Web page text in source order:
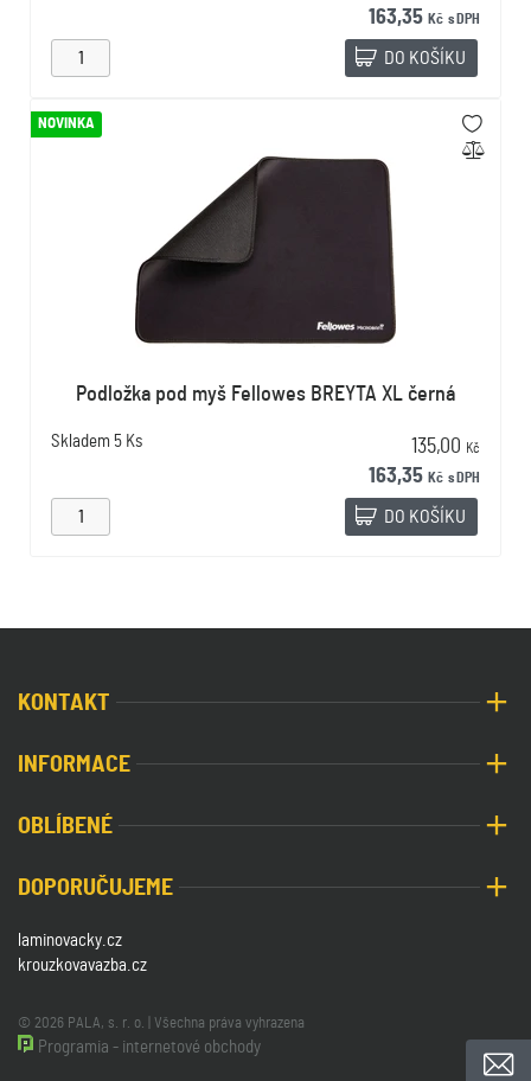
163,35 Kč s DPH
DO KOŠÍKU
NOVINKA
Podložka pod myš Fellowes BREYTA XL černá
Skladem 5 Ks 135,00 Kč
163,35 Kč s DPH
DO KOŠÍKU
KONTAKT
INFORMACE
OBLÍBENÉ
DOPORUČUJEME
laminovacky.cz
krouzkovavazba.cz
© 2026 PALA, s. r. o. | Všechna práva vyhrazena
Programia - internetové obchody